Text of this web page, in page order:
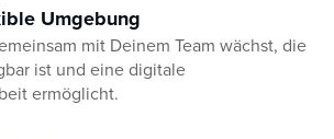
Umgebung
mit Deinem Team wächst, die
ist und eine digitale
ermöglicht.